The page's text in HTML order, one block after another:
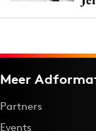
Meer
Partners
Events